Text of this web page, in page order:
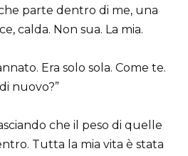
parte dentro di me, una
calda. Non sua. La mia.
Era solo sola. Come te.
nuovo?”
che il peso di quelle
Tutta la mia vita è stata